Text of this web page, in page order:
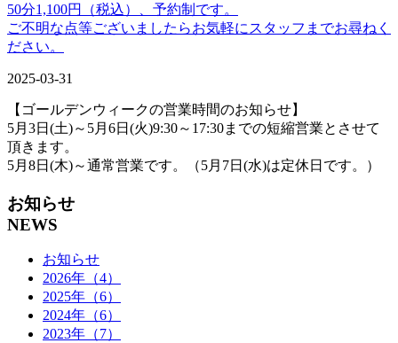
50分1,100円（税込）、予約制です。
ご不明な点等ございましたらお気軽にスタッフまでお尋ねく
ださい。
2025-03-31
【ゴールデンウィークの営業時間のお知らせ】
5月3日(土)～5月6日(火)9:30～17:30までの短縮営業とさせて
頂きます。
5月8日(木)～通常営業です。（5月7日(水)は定休日です。）
お知らせ
NEWS
お知らせ
2026年（4）
2025年（6）
2024年（6）
2023年（7）